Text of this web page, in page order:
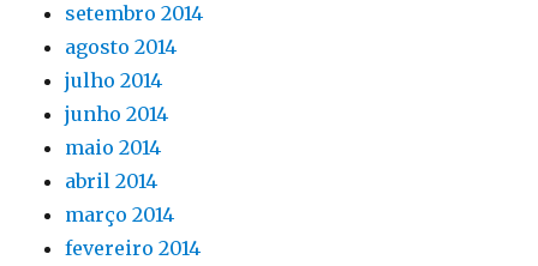
setembro 2014
agosto 2014
julho 2014
junho 2014
maio 2014
abril 2014
março 2014
fevereiro 2014